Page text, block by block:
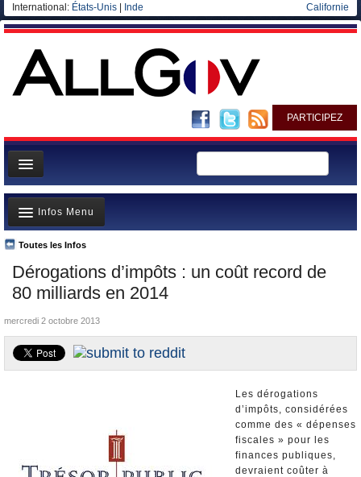
International: États-Unis Inde Californie
PARTICIPEZ
Page d'accueil
Infos
Gouvernement
Ministères/Directions
Blog
Elections européennes
Dérogations d’impôts : un coût record de
80 milliards en 2014
Toutes les Infos
Infos Menu
A la Une
Polémiques
La France et le Monde
Nominations et Démissions
mercredi 2 octobre 2013
Les dérogations
d’impôts, considérées
comme des « dépenses
fiscales » pour les
finances publiques,
devraient coûter à